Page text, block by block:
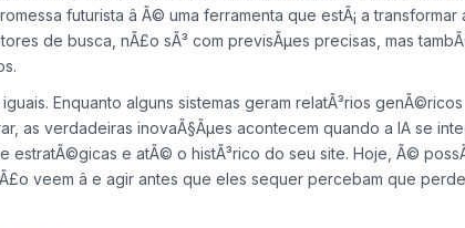
futurista â Ã© uma ferramenta que estÃ¡ a transformar
de busca, nÃ£o sÃ³ com previsÃµes precisas, mas
Enquanto alguns sistemas geram relatÃ³rios genÃ©ricos
as verdadeiras inovaÃ§Ãµes acontecem quando a IA se
estratÃ©gicas e atÃ© o histÃ³rico do seu site. Hoje, Ã©
veem â e agir antes que eles sequer percebam que